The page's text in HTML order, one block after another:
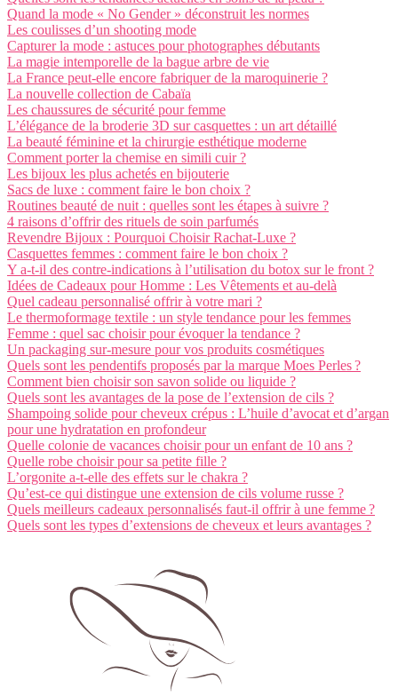
Quand la mode « No Gender » déconstruit les normes
Les coulisses d’un shooting mode
Capturer la mode : astuces pour photographes débutants
La magie intemporelle de la bague arbre de vie
La France peut-elle encore fabriquer de la maroquinerie ?
La nouvelle collection de Cabaïa
Les chaussures de sécurité pour femme
L’élégance de la broderie 3D sur casquettes : un art détaillé
La beauté féminine et la chirurgie esthétique moderne
Comment porter la chemise en simili cuir ?
Les bijoux les plus achetés en bijouterie
Sacs de luxe : comment faire le bon choix ?
Routines beauté de nuit : quelles sont les étapes à suivre ?
4 raisons d’offrir des rituels de soin parfumés
Revendre Bijoux : Pourquoi Choisir Rachat-Luxe ?
Casquettes femmes : comment faire le bon choix ?
Y a-t-il des contre-indications à l’utilisation du botox sur le front ?
Idées de Cadeaux pour Homme : Les Vêtements et au-delà
Quel cadeau personnalisé offrir à votre mari ?
Le thermoformage textile : un style tendance pour les femmes
Femme : quel sac choisir pour évoquer la tendance ?
Un packaging sur-mesure pour vos produits cosmétiques
Quels sont les pendentifs proposés par la marque Moes Perles ?
Comment bien choisir son savon solide ou liquide ?
Quels sont les avantages de la pose de l’extension de cils ?
Shampoing solide pour cheveux crépus : L’huile d’avocat et d’argan
pour une hydratation en profondeur
Quelle colonie de vacances choisir pour un enfant de 10 ans ?
Quelle robe choisir pour sa petite fille ?
L’orgonite a-t-elle des effets sur le chakra ?
Qu’est-ce qui distingue une extension de cils volume russe ?
Quels meilleurs cadeaux personnalisés faut-il offrir à une femme ?
Quels sont les types d’extensions de cheveux et leurs avantages ?